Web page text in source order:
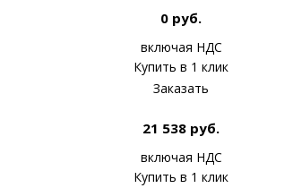
0 руб.
включая НДС
Купить в 1 клик
Заказать
21 538 руб.
включая НДС
Купить в 1 клик